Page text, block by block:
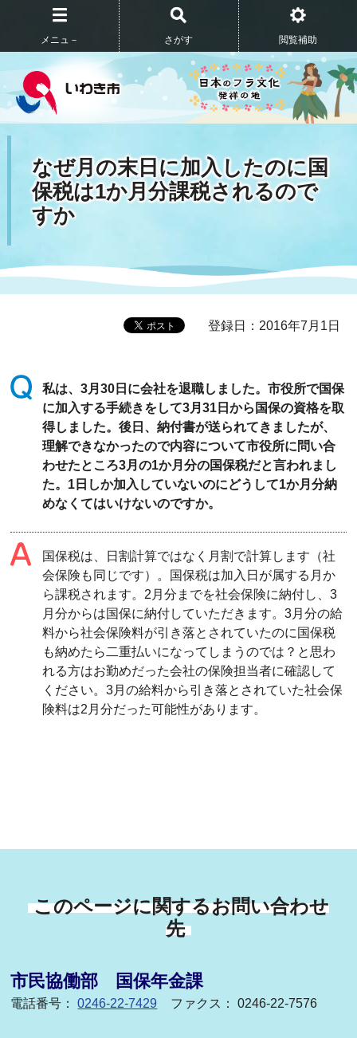
メニュ－ さがす 閲覧補助
なぜ月の末日に加入したのに国
保税は1か月分課税されるので
すか
登録日：2016年7月1日
私は、3月30日に会社を退職しました。市役所で国保
に加入する手続きをして3月31日から国保の資格を取
得しました。後日、納付書が送られてきましたが、
理解できなかったので内容について市役所に問い合
わせたところ3月の1か月分の国保税だと言われまし
た。1日しか加入していないのにどうして1か月分納
めなくてはいけないのですか。
国保税は、日割計算ではなく月割で計算します（社
会保険も同じです）。国保税は加入日が属する月か
ら課税されます。2月分までを社会保険に納付し、3
月分からは国保に納付していただきます。3月分の給
料から社会保険料が引き落とされていたのに国保税
も納めたら二重払いになってしまうのでは？と思わ
れる方はお勤めだった会社の保険担当者に確認して
ください。3月の給料から引き落とされていた社会保
険料は2月分だった可能性があります。
このページに関するお問い合わせ
先
市民協働部 国保年金課
電話番号：0246-22-7429 ファクス： 0246-22-7576